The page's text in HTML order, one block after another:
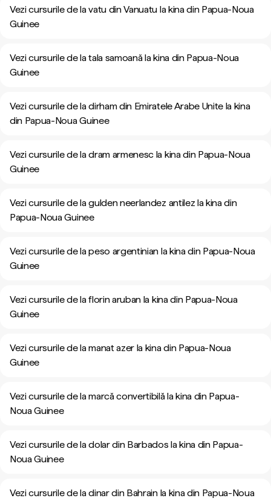
Vezi cursurile de la vatu din Vanuatu la kina din Papua-Noua
Guinee
Vezi cursurile de la tala samoană la kina din Papua-Noua
Guinee
Vezi cursurile de la dirham din Emiratele Arabe Unite la kina
din Papua-Noua Guinee
Vezi cursurile de la dram armenesc la kina din Papua-Noua
Guinee
Vezi cursurile de la gulden neerlandez antilez la kina din
Papua-Noua Guinee
Vezi cursurile de la peso argentinian la kina din Papua-Noua
Guinee
Vezi cursurile de la florin aruban la kina din Papua-Noua
Guinee
Vezi cursurile de la manat azer la kina din Papua-Noua
Guinee
Vezi cursurile de la marcă convertibilă la kina din Papua-
Noua Guinee
Vezi cursurile de la dolar din Barbados la kina din Papua-
Noua Guinee
Vezi cursurile de la dinar din Bahrain la kina din Papua-Noua